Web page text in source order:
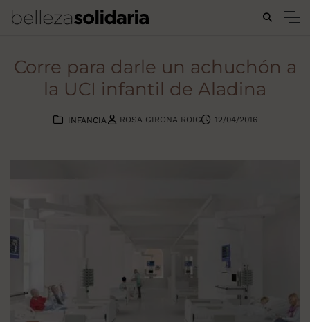
Buscar...
Corre para darle un achuchón a
la UCI infantil de Aladina
INFANCIA ROSA GIRONA ROIG 12/04/2016